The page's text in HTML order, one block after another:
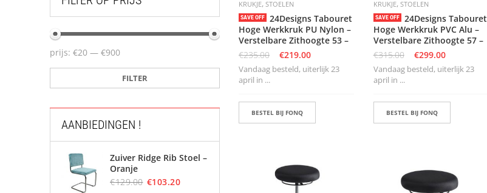
FILTER
prijs: €20 — €900
AANBIEDINGEN !
Zuiver Ridge Rib Stoel –
Oranje
€129.00 €103.20
KRUKJE, STOELEN
SAVE OFF
24Designs Tabouret
Hoge Werkkruk PU Nylon –
Verstelbare Zithoogte 53 –
€235.00 €219.00
Vandaag besteld, uiterlijk 23
april in ...
BESTEL BIJ FONQ
KRUKJE, STOELEN
SAVE OFF
24Designs Tabouret
Hoge Werkkruk PVC Alu –
Verstelbare Zithoogte 57 –
€315.00 €299.00
Vandaag besteld, uiterlijk 23
april in ...
BESTEL BIJ FONQ